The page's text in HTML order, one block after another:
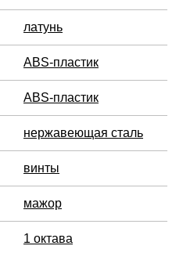
латунь
ABS-пластик
ABS-пластик
нержавеющая сталь
винты
мажор
1 октава